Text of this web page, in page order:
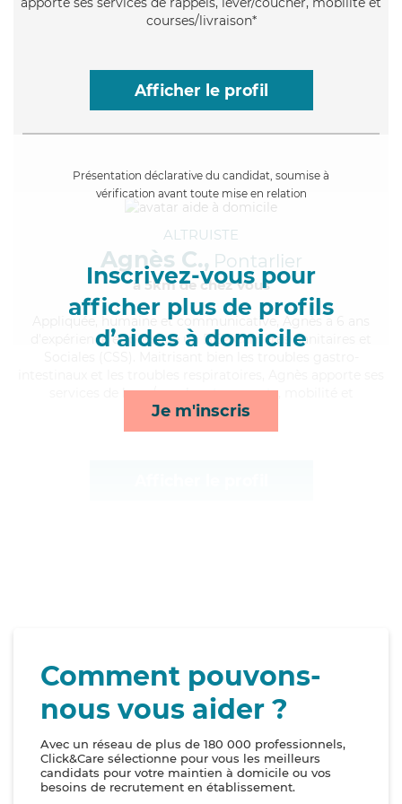
courses/livraison*
Afficher le profil
Présentation déclarative du candidat, soumise à
vérification avant toute mise en relation
Inscrivez-vous pour
afficher plus de profils
d’aides à domicile
Je m'inscris
ALTRUISTE
Agnès C., Pontarlier
à 5km de chez Vous
, humaine et communicative, Agnès a 6 ans
d'expérience et possède un BEP Carrières Sanitaires et
services de lever/coucher, transports, mobilité et
surveillance de nuit*
Comment pouvons-
nous vous aider ?
Avec un réseau de plus de 180 000 professionnels,
Click&Care sélectionne pour vous les meilleurs
candidats pour votre maintien à domicile ou vos
besoins de recrutement en établissement.